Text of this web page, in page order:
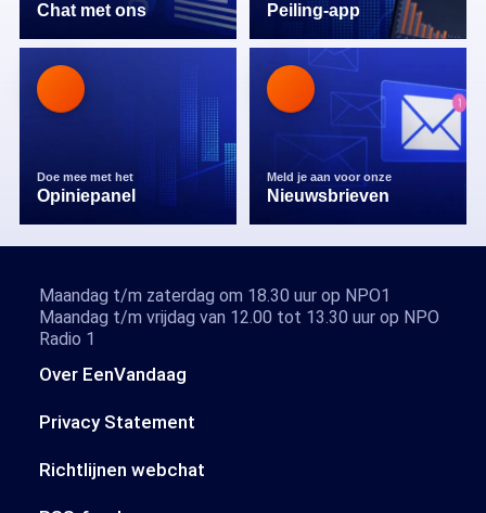
Chat met ons Peiling-app
Doe mee met het
Opiniepanel
Meld je aan voor onze
Nieuwsbrieven
Over EenVandaag
Privacy Statement
Richtlijnen webchat
Maandag t/m zaterdag om 18.30 uur op NPO1
Maandag t/m vrijdag van 12.00 tot 13.30 uur op NPO
Radio 1